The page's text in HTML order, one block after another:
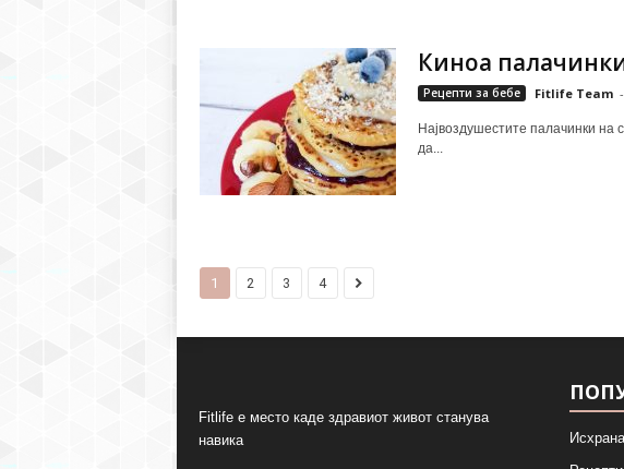
Киноа
Рецепти за бебе Fitlife Team -
Највоздушестите палачинки на
да...
1 2 3 4
Fitlife е место каде здравиот живот станува
навика
Исхрана